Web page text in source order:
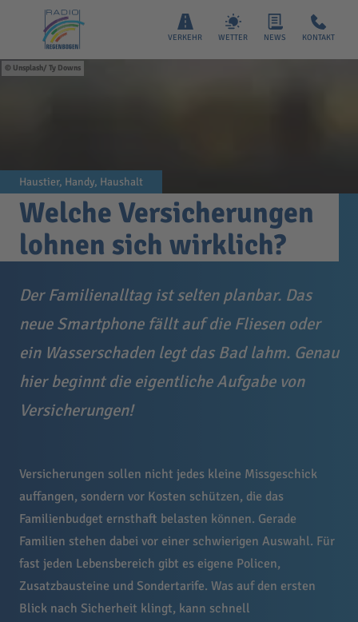
VERKEHR WETTER NEWS KONTAKT
Unsplash/ Ty Downs
Haustier, Handy, Haushalt
Welche Versicherungen
lohnen sich wirklich?
Der Familienalltag ist selten planbar. Das
neue Smartphone fällt auf die Fliesen oder
ein Wasserschaden legt das Bad lahm. Genau
hier beginnt die eigentliche Aufgabe von
Versicherungen!
Versicherungen sollen nicht jedes kleine Missgeschick
auffangen, sondern vor Kosten schützen, die das
Familienbudget ernsthaft belasten können. Gerade
Familien stehen dabei vor einer schwierigen Auswahl. Für
fast jeden Lebensbereich gibt es eigene Policen,
Zusatzbausteine und Sondertarife. Was auf den ersten
Blick nach Sicherheit klingt, kann schnell